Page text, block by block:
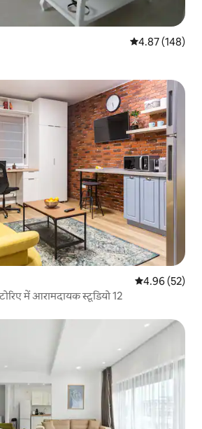
औसत रेटिंग 5 में से
4.87 (148)
औसत रेटिंग 5 में
4.96 (52)
में आरामदायक स्टूडियो 12